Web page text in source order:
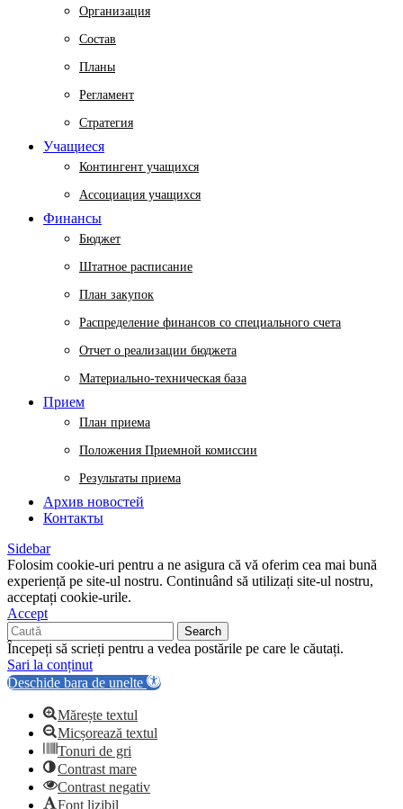
Организация
Состав
Планы
Регламент
Стратегия
Учащиеся
Контингент учащихся
Ассоциация учащихся
Финансы
Бюджет
Штатное расписание
План закупок
Распределение финансов со специального счета
Отчет о реализации бюджета
Материально-техническая база
Прием
План приема
Положения Приемной комиссии
Результаты приема
Архив новостей
Контакты
Sidebar
Folosim cookie-uri pentru a ne asigura că vă oferim cea mai bună
experiență pe site-ul nostru. Continuând să utilizați site-ul nostru,
acceptați cookie-urile.
Accept
Search
Începeți să scrieți pentru a vedea postările pe care le căutați.
Sari la conținut
Deschide bara de unelte
Mărește textul
Micșorează textul
Tonuri de gri
Contrast mare
Contrast negativ
Font lizibil